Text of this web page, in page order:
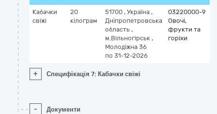
Кабачки
свіжі
20
кілограм
51700 , Україна ,
Дніпропетровська
область ,
м.Вільногірськ ,
Молодіжна 36
по 31-12-2026
03220000-9
Овочі,
фрукти та
горіхи
+ Специфікація 7: Кабачки свіжі
- Документи